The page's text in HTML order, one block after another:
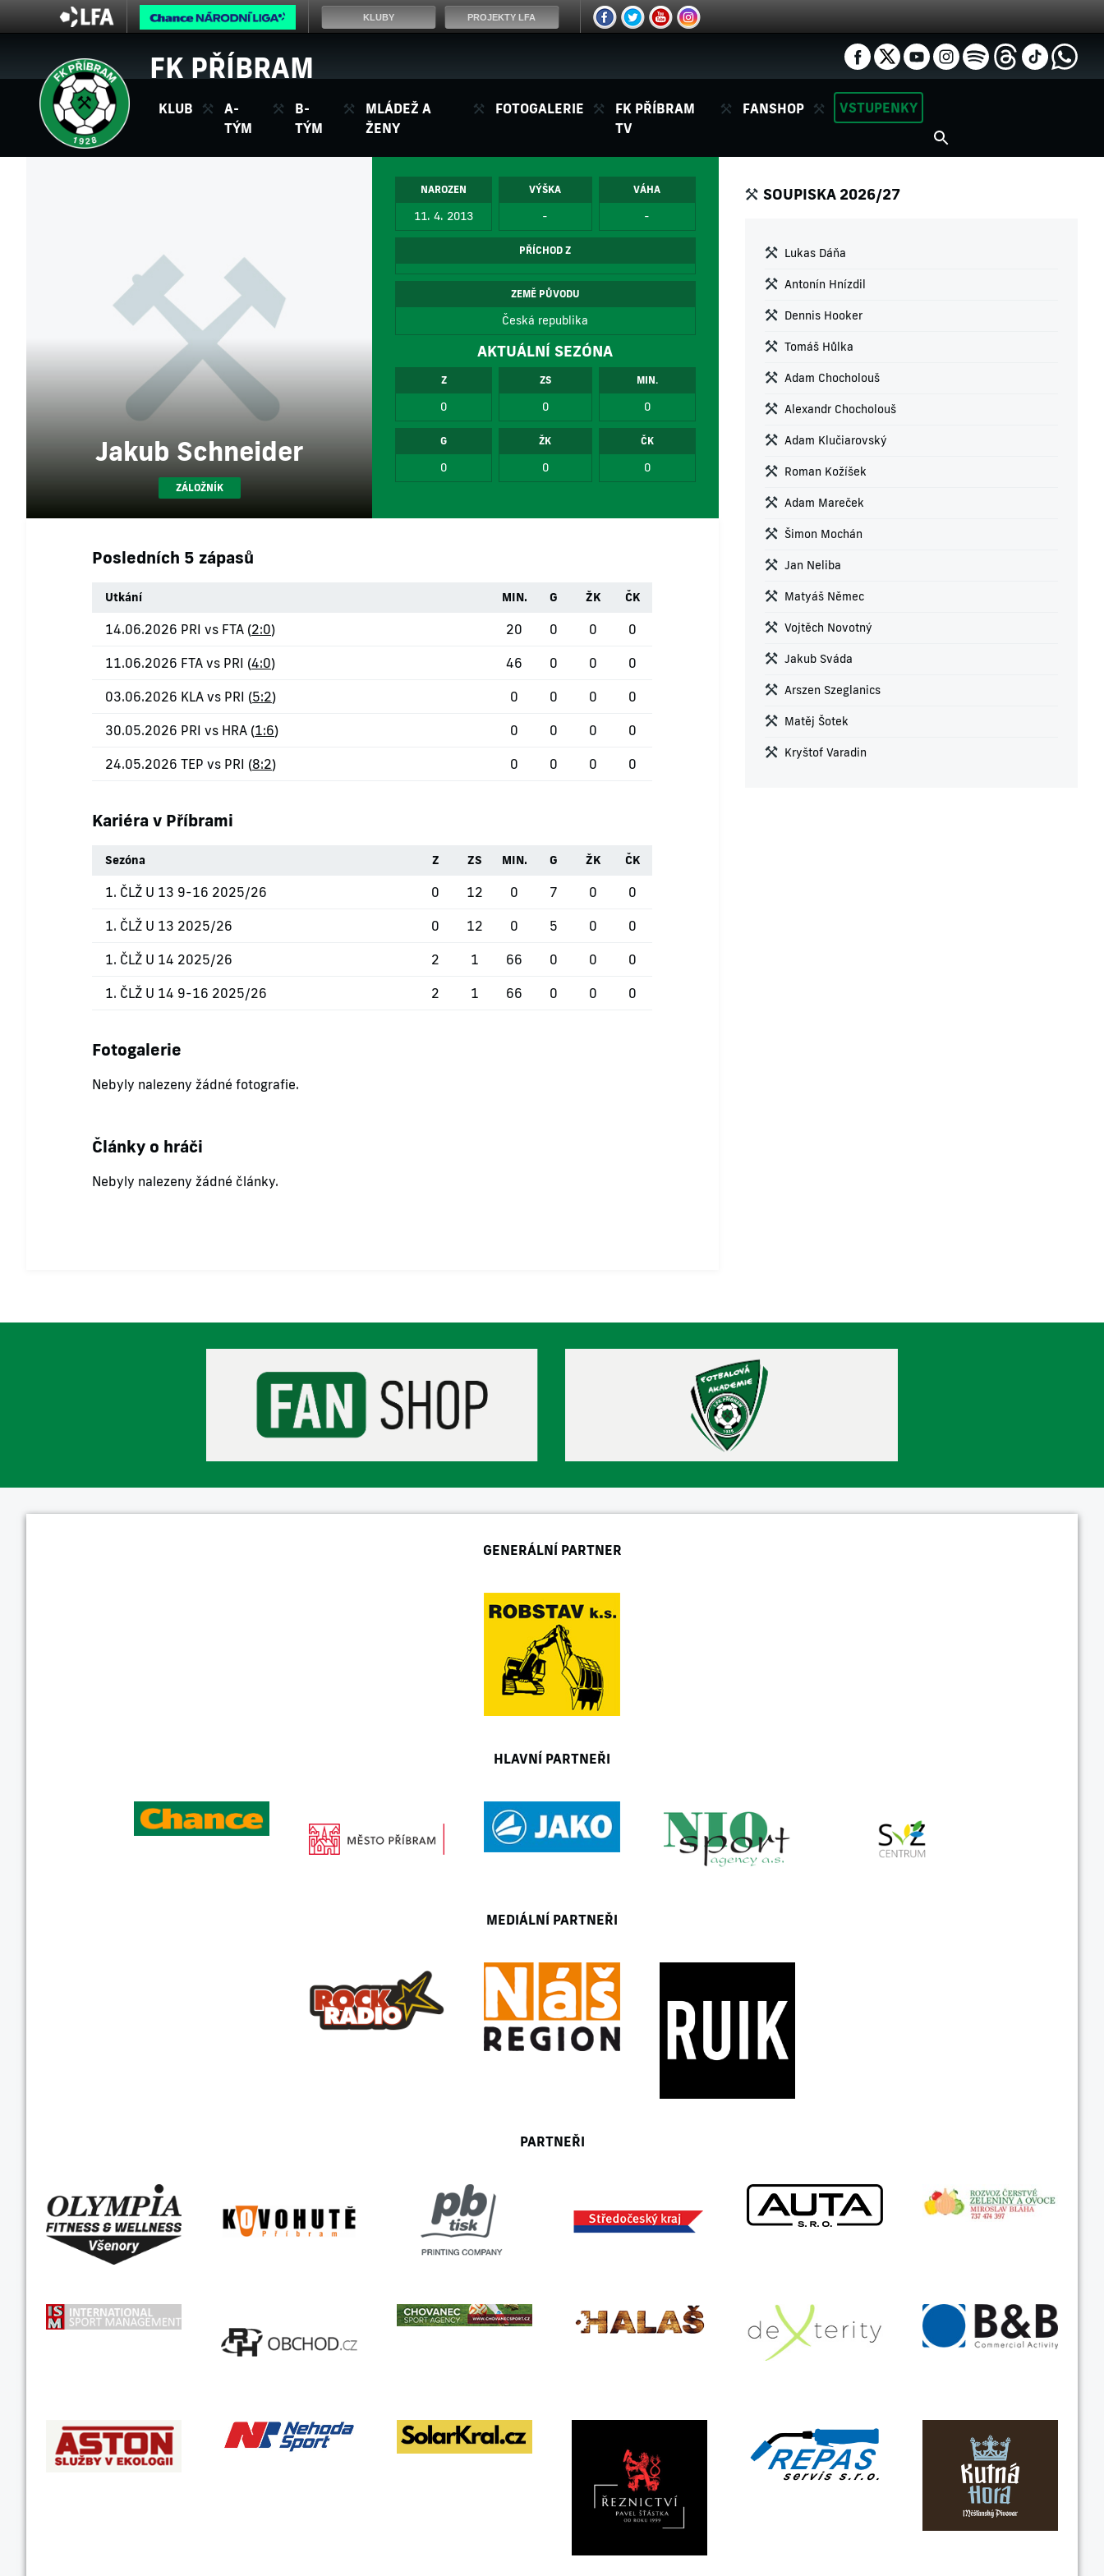
FK PŘÍBRAM
KLUB
A-
TÝM
B-
TÝM
MLÁDEŽ A
ŽENY
FOTOGALERIE
FK PŘÍBRAM
TV
FANSHOP VSTUPENKY
Jakub Schneider
ZÁLOŽNÍK
NAROZEN
11. 4. 2013
VÝŠKA
-
VÁHA
-
PŘÍCHOD Z
ZEMĚ PŮVODU
Česká republika
AKTUÁLNÍ SEZÓNA
Z
0
ZS
0
MIN.
0
G
0
ŽK
0
ČK
0
Posledních 5 zápasů
Utkání MIN. G ŽK ČK
14.06.2026 PRI vs FTA (2:0) 20 0 0 0
11.06.2026 FTA vs PRI (4:0) 46 0 0 0
03.06.2026 KLA vs PRI (5:2) 0 0 0 0
30.05.2026 PRI vs HRA (1:6) 0 0 0 0
24.05.2026 TEP vs PRI (8:2) 0 0 0 0
Kariéra v Příbrami
Sezóna Z ZS MIN. G ŽK ČK
1. ČLŽ U 13 9-16 2025/26 0 12 0 7 0 0
1. ČLŽ U 13 2025/26 0 12 0 5 0 0
1. ČLŽ U 14 2025/26 2 1 66 0 0 0
1. ČLŽ U 14 9-16 2025/26 2 1 66 0 0 0
Fotogalerie
Nebyly nalezeny žádné fotografie.
Články o hráči
Nebyly nalezeny žádné články.
SOUPISKA 2026/27
Lukas Dáňa
Antonín Hnízdil
Dennis Hooker
Tomáš Hůlka
Adam Chocholouš
Alexandr Chocholouš
Adam Klučiarovský
Roman Kožíšek
Adam Mareček
Šimon Mochán
Jan Neliba
Matyáš Němec
Vojtěch Novotný
Jakub Sváda
Arszen Szeglanics
Matěj Šotek
Kryštof Varadin
GENERÁLNÍ PARTNER
HLAVNÍ PARTNEŘI
MEDIÁLNÍ PARTNEŘI
PARTNEŘI
KLUBY PROJEKTY LFA